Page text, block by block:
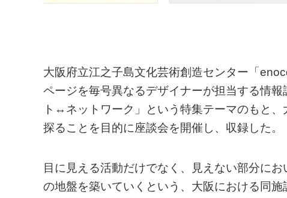
大阪府立江之子島文化芸術創造センター「
ページを毎号異なるデザイナーが担当する情
ト↔ネットワーク」という特集テーマのもと
探ることを目的に座談会を開催し、収録した。
目に見える活動だけでなく、見えない部分に
の地盤を築いていくという、大阪における同